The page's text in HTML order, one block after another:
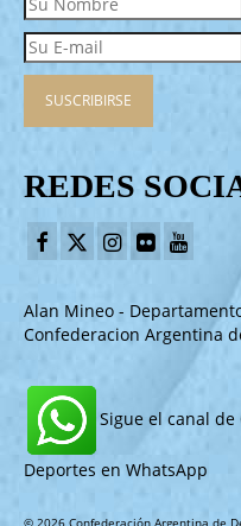
REDES
Alan Mineo -
Confederacion Argentina
Sigue el canal
Deportes en WhatsApp
© 2026 Confederación Argentina de